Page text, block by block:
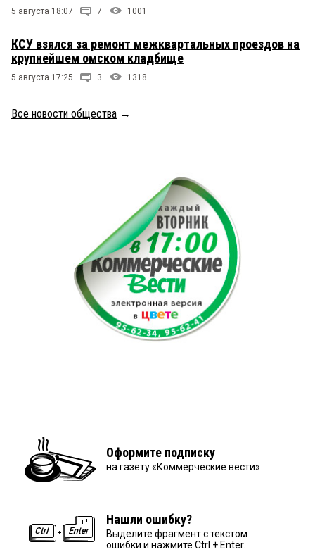
5 августа 18:07 7 1001
КСУ взялся за ремонт межквартальных проездов на
крупнейшем омском кладбище
5 августа 17:25 3 1318
Все новости общества →
Оформите подписку
на газету «Коммерческие вести»
Нашли ошибку?
Выделите фрагмент с текстом
ошибки и нажмите Ctrl + Enter.